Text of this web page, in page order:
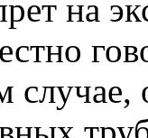
на